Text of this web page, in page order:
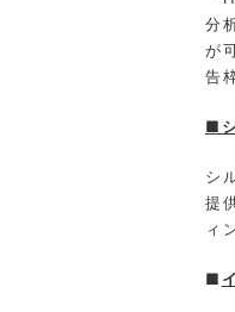
分
が
告
■
シ
提
ィ
■